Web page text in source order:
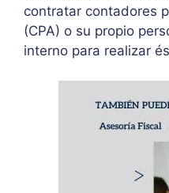
contratar contadores
(CPA) o su propio
interno para realizar